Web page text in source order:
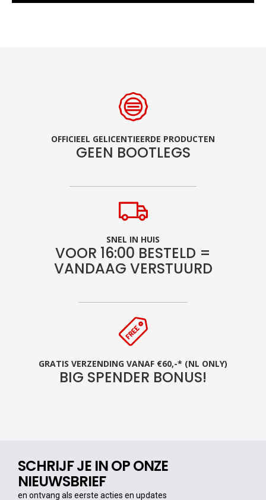
OFFICIEEL GELICENTIEERDE PRODUCTEN
GEEN BOOTLEGS
SNEL IN HUIS
VOOR 16:00 BESTELD =
VANDAAG VERSTUURD
GRATIS VERZENDING VANAF €60,-* (NL ONLY)
BIG SPENDER BONUS!
SCHRIJF JE IN OP ONZE
NIEUWSBRIEF
en ontvang als eerste acties en updates